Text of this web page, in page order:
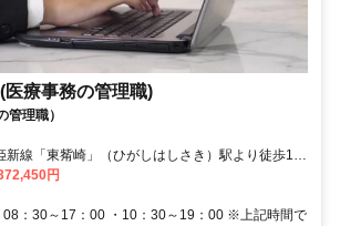
療事務の管理職)
管理職）
新線「東觜崎」（ひがしはしさき）駅より徒歩10
円
08：30～17：00 ・10：30～19：00 ※上記時間で